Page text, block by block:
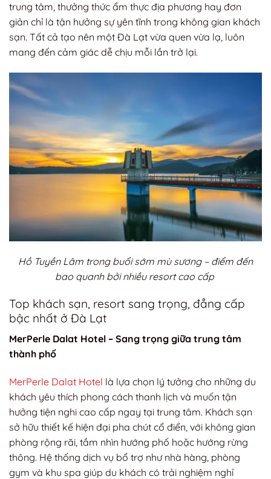
trung tâm, thưởng thức ẩm thực địa phương hay đơn
giản chỉ là tận hưởng sự yên tĩnh trong không gian khách
sạn. Tất cả tạo nên một Đà Lạt vừa quen vừa lạ, luôn
mang đến cảm giác dễ chịu mỗi lần trở lại.
Hồ Tuyền Lâm trong buổi sớm mù sương – điểm đến
bao quanh bởi nhiều resort cao cấp
Top khách sạn, resort sang trọng, đẳng cấp
bậc nhất ở Đà Lạt
MerPerle Dalat Hotel – Sang trọng giữa trung tâm
thành phố
MerPerle Dalat Hotel là lựa chọn lý tưởng cho những du
khách yêu thích phong cách thanh lịch và muốn tận
hưởng tiện nghi cao cấp ngay tại trung tâm. Khách sạn
sở hữu thiết kế hiện đại pha chút cổ điển, với không gian
phòng rộng rãi, tầm nhìn hướng phố hoặc hướng rừng
thông. Hệ thống dịch vụ bổ trợ như nhà hàng, phòng
gym và khu spa giúp du khách có trải nghiệm nghỉ